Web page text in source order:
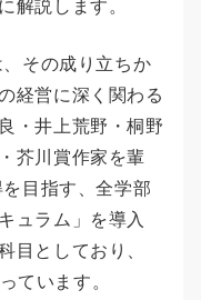
解説します。
その成り立ちか
経営に深く関わる
・井上荒野・桐野
芥川賞作家を輩
目指す、全学部
ュラム」を導入
目としており、
ています。